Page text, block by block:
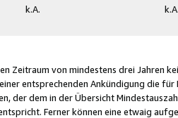
k.A.
Zeitraum von mindestens drei Jahren
entsprechenden Ankündigung die
der dem in der Übersicht
Ferner können eine etwaig